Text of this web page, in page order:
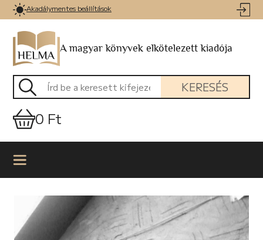
Akadálymentes beállítások
A magyar könyvek elkötelezett kiadója
KERESÉS
0 Ft